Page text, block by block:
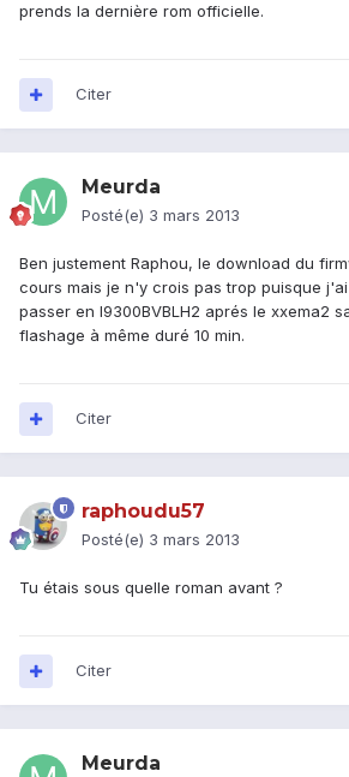
prends la dernière rom officielle.
Citer
Meurda
Posté(e) 3 mars 2013
Ben justement Raphou, le download du
cours mais je n'y crois pas trop puisque
passer en I9300BVBLH2 aprés le xxema2
flashage à même duré 10 min.
Citer
raphoudu57
Posté(e) 3 mars 2013
Tu étais sous quelle roman avant ?
Citer
Meurda